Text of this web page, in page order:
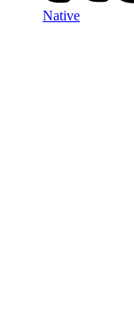
Native